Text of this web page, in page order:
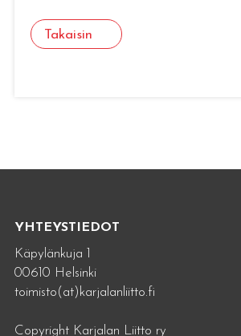
Takaisin
YHTEYSTIEDOT
Käpylänkuja 1
00610 Helsinki
toimisto(at)karjalanliitto.fi
Copyright Karjalan Liitto ry